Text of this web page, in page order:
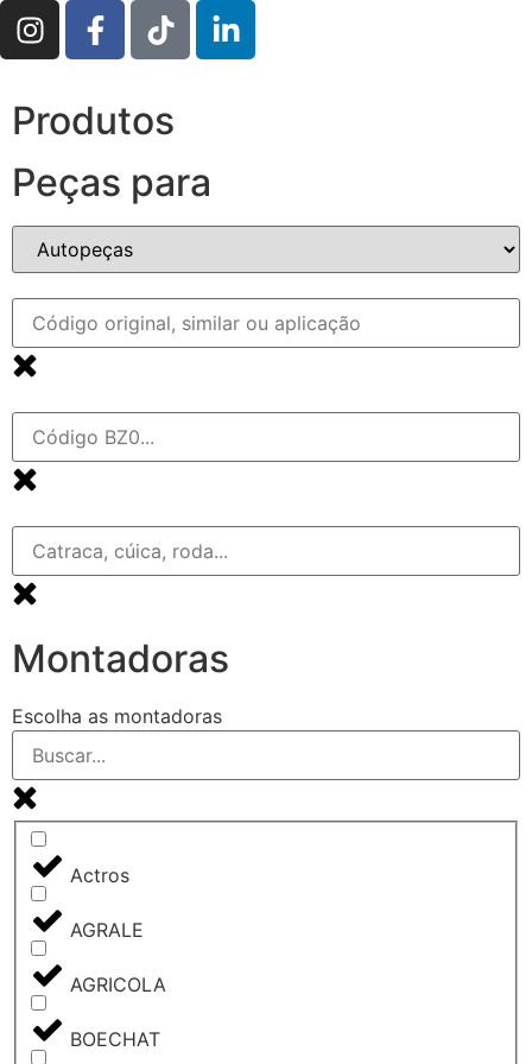
Produtos
Peças para
Montadoras
Escolha as montadoras
Actros
AGRALE
AGRICOLA
BOECHAT